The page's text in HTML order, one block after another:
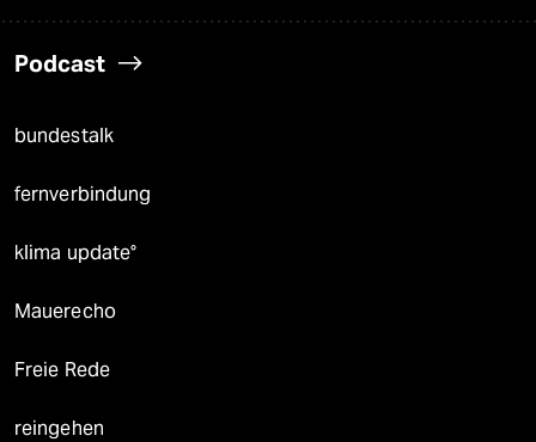
Podcast
bundestalk
fernverbindung
klima update°
Mauerecho
Freie Rede
reingehen